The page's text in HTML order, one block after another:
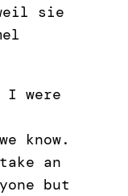
sie
I were
know.
an
but